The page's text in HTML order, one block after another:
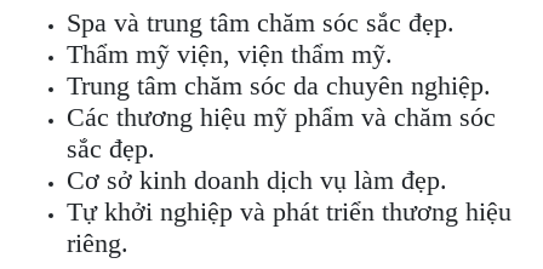
Spa và trung tâm chăm sóc sắc đẹp.
Thẩm mỹ viện, viện thẩm mỹ.
Trung tâm chăm sóc da chuyên nghiệp.
Các thương hiệu mỹ phẩm và chăm sóc
sắc đẹp.
Cơ sở kinh doanh dịch vụ làm đẹp.
Tự khởi nghiệp và phát triển thương hiệu
riêng.